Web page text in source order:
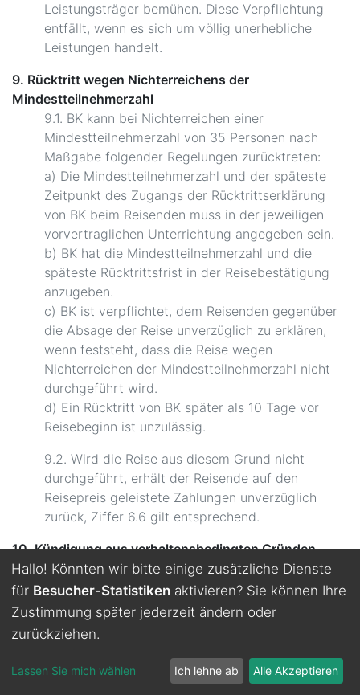
chevron_left Start
festival
Festivals
person
Konto
Leistungsträger bemühen. Diese Verpflichtung
entfällt, wenn es sich um völlig unerhebliche
Leistungen handelt.
9. Rücktritt wegen Nichterreichens der
Mindestteilnehmerzahl
9.1. BK kann bei Nichterreichen einer
Mindestteilnehmerzahl von 35 Personen nach
Maßgabe folgender Regelungen zurücktreten:
a) Die Mindestteilnehmerzahl und der späteste
Zeitpunkt des Zugangs der Rücktrittserklärung
von BK beim Reisenden muss in der jeweiligen
vorvertraglichen Unterrichtung angegeben sein.
b) BK hat die Mindestteilnehmerzahl und die
späteste Rücktrittsfrist in der Reisebestätigung
anzugeben.
c) BK ist verpflichtet, dem Reisenden gegenüber
die Absage der Reise unverzüglich zu erklären,
wenn feststeht, dass die Reise wegen
Nichterreichen der Mindestteilnehmerzahl nicht
durchgeführt wird.
d) Ein Rücktritt von BK später als 10 Tage vor
Reisebeginn ist unzulässig.
9.2. Wird die Reise aus diesem Grund nicht
durchgeführt, erhält der Reisende auf den
Reisepreis geleistete Zahlungen unverzüglich
zurück, Ziffer 6.6 gilt entsprechend.
10. Kündigung aus verhaltensbedingten Gründen
10.1. BK kann den Pauschalreisevertrag ohne
Einhaltung einer Frist kündigen, wenn der
Reisende ungeachtet einer Abmahnung von BK
nachhaltig stört oder wenn der Reisende sich in
sofortige Aufhebung des Vertrages gerechtfertigt
ist. Dies gilt nicht, soweit das vertragswidrige
Hallo! Könnten wir bitte einige zusätzliche Dienste
für Besucher-Statistiken aktivieren? Sie können Ihre
Zustimmung später jederzeit ändern oder
zurückziehen.
Lassen Sie mich wählen Ich lehne ab Alle Akzeptieren